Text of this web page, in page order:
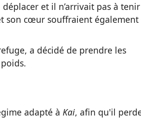
et il n’arrivait pas à tenir
son cœur souffraient également
a décidé de prendre les
adapté à Kai, afin qu'il